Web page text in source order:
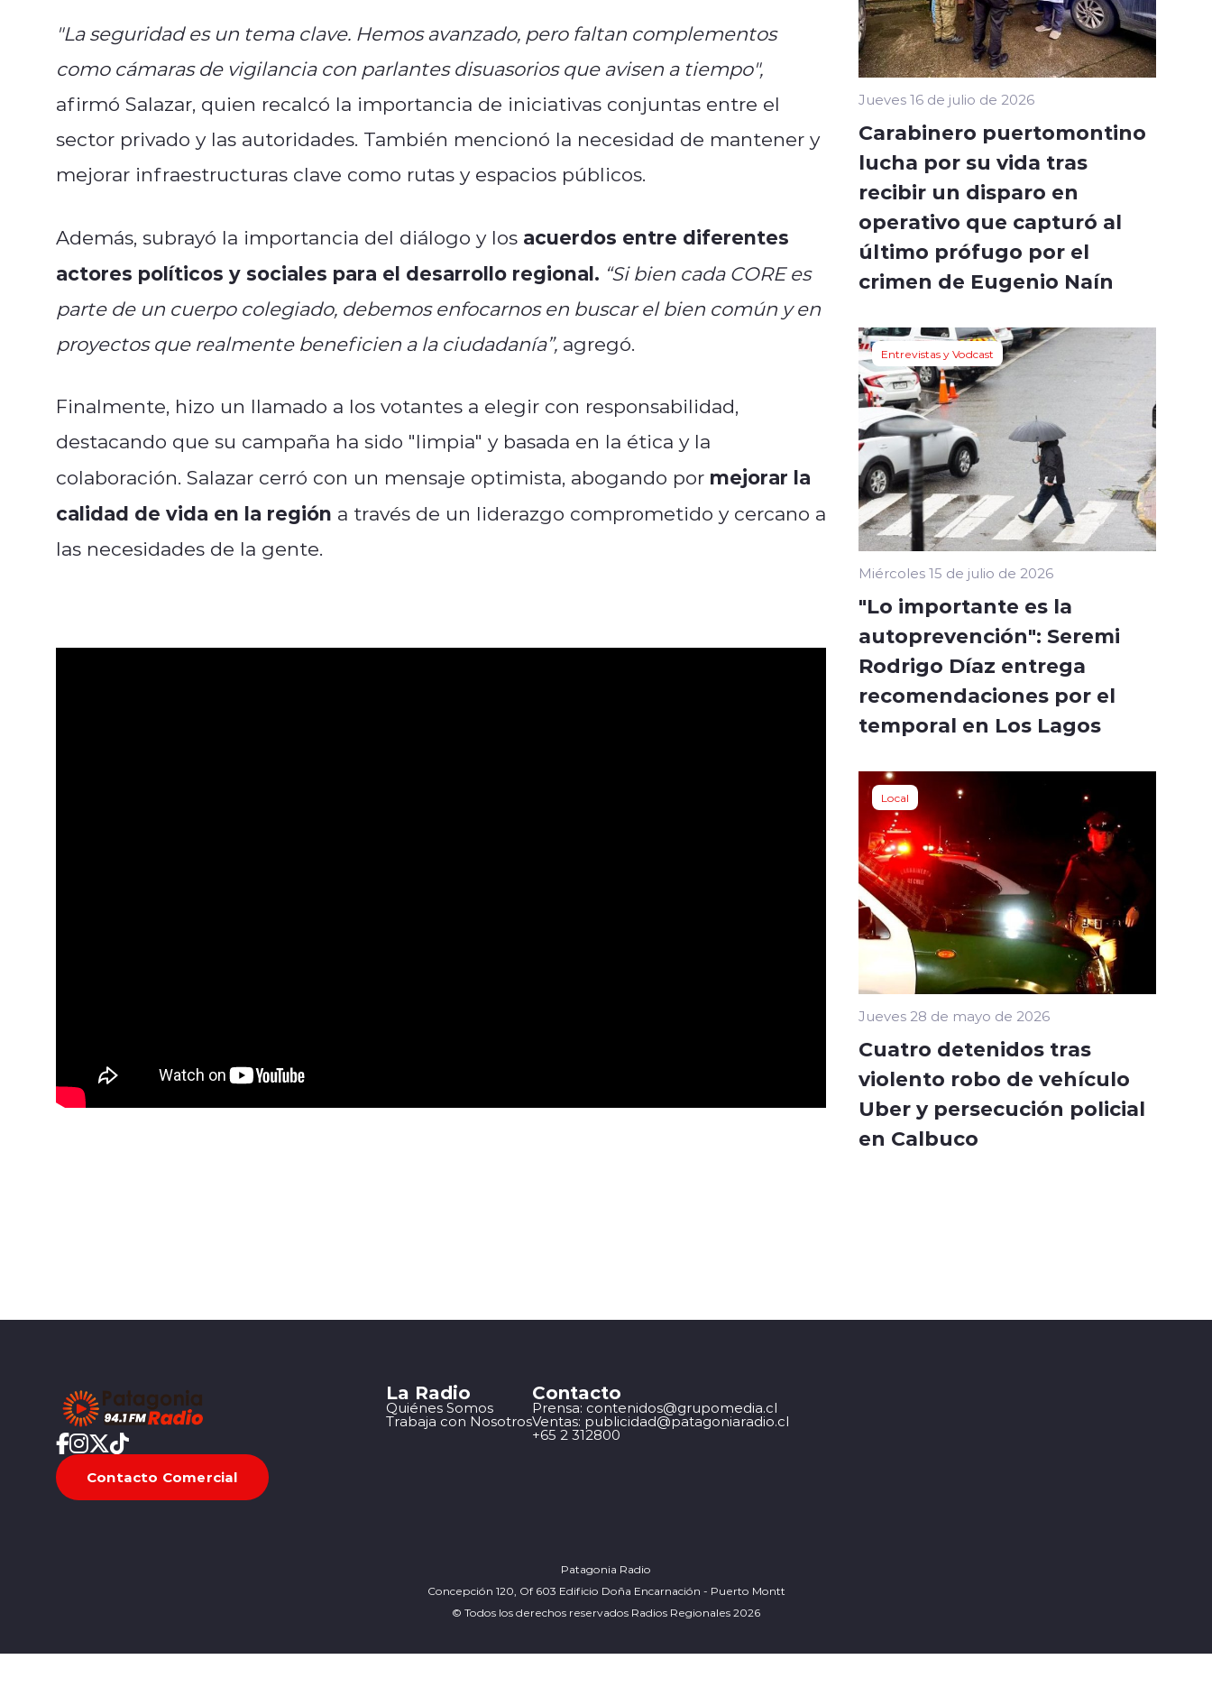
"La seguridad es un tema clave. Hemos avanzado, pero faltan complementos
como cámaras de vigilancia con parlantes disuasorios que avisen a tiempo",
afirmó Salazar, quien recalcó la importancia de iniciativas conjuntas entre el
sector privado y las autoridades. También mencionó la necesidad de mantener y
mejorar infraestructuras clave como rutas y espacios públicos.
Además, subrayó la importancia del diálogo y los acuerdos entre diferentes
actores políticos y sociales para el desarrollo regional. “Si bien cada CORE es
parte de un cuerpo colegiado, debemos enfocarnos en buscar el bien común y en
proyectos que realmente beneficien a la ciudadanía”, agregó.
Finalmente, hizo un llamado a los votantes a elegir con responsabilidad,
destacando que su campaña ha sido "limpia" y basada en la ética y la
colaboración. Salazar cerró con un mensaje optimista, abogando por mejorar la
calidad de vida en la región a través de un liderazgo comprometido y cercano a
las necesidades de la gente.
Jueves 16 de julio de 2026
Carabinero puertomontino
lucha por su vida tras
recibir un disparo en
operativo que capturó al
último prófugo por el
crimen de Eugenio Naín
Entrevistas y Vodcast
Miércoles 15 de julio de 2026
"Lo importante es la
autoprevención": Seremi
Rodrigo Díaz entrega
recomendaciones por el
temporal en Los Lagos
Local
Jueves 28 de mayo de 2026
Cuatro detenidos tras
violento robo de vehículo
Uber y persecución policial
en Calbuco
Contacto Comercial
La Radio
Quiénes Somos
Trabaja con Nosotros
Contacto
Prensa: contenidos@grupomedia.cl
Ventas: publicidad@patagoniaradio.cl
+65 2 312800
Patagonia Radio
Concepción 120, Of 603 Edificio Doña Encarnación - Puerto Montt
© Todos los derechos reservados Radios Regionales 2026